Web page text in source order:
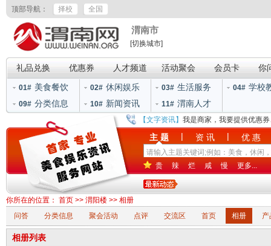
顶部导航： 择校 全国
渭南市
[切换城市]
礼品兑换 优惠券 人才频道 活动聚会 会员卡 你
01# 美食餐饮 02# 休闲娱乐 03# 生活服务 04# 学校
09# 分类信息 10# 新闻资讯 11# 渭南人才
【文字资讯】 我是商家，我要提供优惠
主 题 | 资 讯 | 优 惠
贵 辣 烂 咸 慢 更多...
你所在的位置： 首页 >> 渭阳楼 >> 相册
问答
分类信息 聚会活动 点评 交流区 首页 相册 产
相册列表